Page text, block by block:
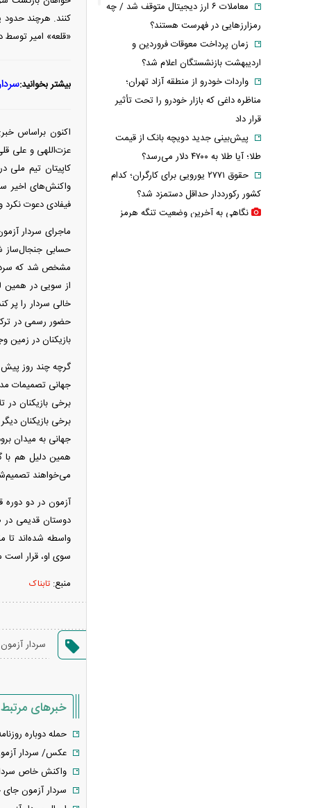
کنند. هرچند حدود
«قلعه» امیر توسط
بیشتر بخوانید:
اکنون براساس
عزت‌اللهی و علی
کاپیتان تیم ملی
واکنش‌های اخیر
فیفادی دعوت
ماجرای سردار
حسابی جنجال‌ساز
مشخص شد که
خالی سردار را پر
حضور رسمی در
بازیکنان در زمین
گرچه چند روز پیش
جهانی تصمیمات
برخی بازیکنان
برخی بازیکنان
جهانی به میدان
همین دلیل هم با
می‌خواهند
آزمون در دو دوره
دوستان قدیمی در
واسطه شده‌اند تا
سوی او، قرار
منبع: تابناک
سردار آزمون
خبرهای مرتبط
حمله دوباره
عکس/ سردار
واکنش خاص
سردار آزمون
معاملات ۶ ارز دیجیتال متوقف شد / چه
رمزارزهایی در فهرست هستند؟
زمان پرداخت معوقات فروردین و
اردیبهشت بازنشستگان اعلام شد؟
واردات خودرو از منطقه آزاد تهران؛
مناظره داغی که بازار خودرو را تحت تأثیر
قرار داد
پیش‌بینی جدید دویچه‌ بانک از قیمت
طلا؛ آیا طلا به ۴۷۰۰ دلار می‌رسد؟
حقوق ۲۷۷۱ یورویی برای کارگران؛ کدام
کشور رکورددار حداقل دستمزد شد؟
نگاهی به آخرین وضعیت تنگه هرمز